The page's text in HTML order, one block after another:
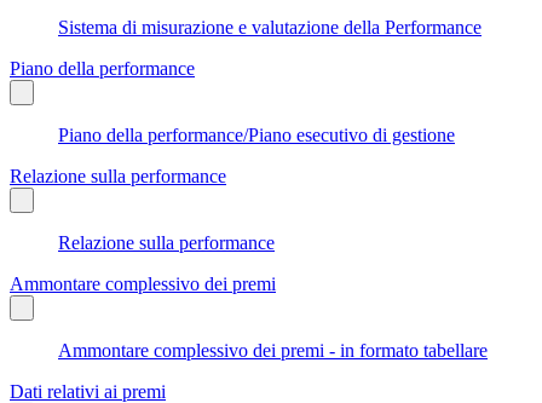
Sistema di misurazione e valutazione della Performance
Piano della performance
Piano della performance/Piano esecutivo di gestione
Relazione sulla performance
Relazione sulla performance
Ammontare complessivo dei premi
Ammontare complessivo dei premi - in formato tabellare
Dati relativi ai premi